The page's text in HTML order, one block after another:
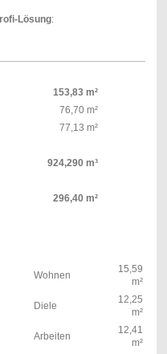
Lösung:
153,83 m²
76,70 m²
77,13 m²
924,290 m³
296,40 m²
Wohnen
15,59
m²
Diele
12,25
m²
Arbeiten
12,41
m²